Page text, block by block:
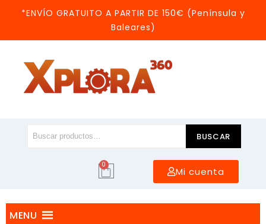
*ENVÍO GRATUITO A PARTIR DE 150€ (Península y
Baleares)
BUSCAR
0
Mi cuenta
MENU